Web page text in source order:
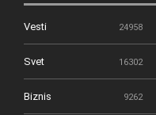
Vesti 24958
Svet 16302
Biznis 9262